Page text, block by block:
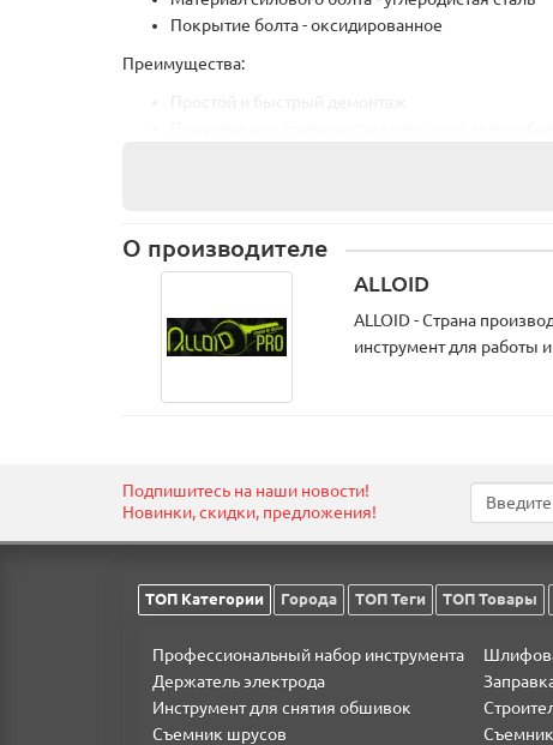
Покрытие болта - оксидированное
Преимущества:
Длительный срок службы
Съемник рулевых тяг - 1 шт.
Обслуживание рулевого управления
О производителе
ALLOID
ALLOID - Страна
инструмент для работы
Подпишитесь на наши новости!
Новинки, скидки, предложения!
ТОП Категории Города ТОП Теги ТОП Товары
Профессиональный набор инструмента
Держатель электрода
Инструмент для снятия обшивок
Съемник шрусов